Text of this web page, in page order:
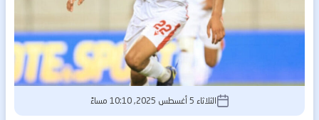
الثلاثاء 5 أغسطس 2025, 10:10 مساءً